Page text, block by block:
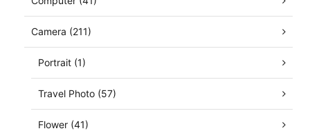
Camera (211)
Portrait (1)
Travel Photo (57)
Flower (41)